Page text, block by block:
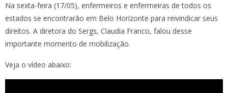
Na sexta-feira (17/05), enfermeiros e enfermeiras de todos os
estados se encontrarão em Belo Horizonte para reivindicar seus
direitos. A diretora do Sergs, Claudia Franco, falou desse
importante momento de mobilização.
Veja o vídeo abaixo: